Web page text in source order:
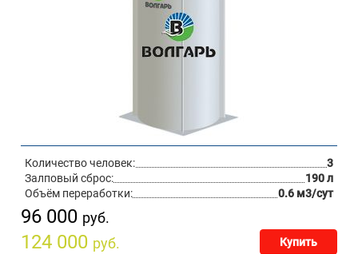
Количество человек:
3
Залповый сброс:
190 л
Объём переработки:
0.6 м3/сут
96 000 руб.
124 000 руб. Купить